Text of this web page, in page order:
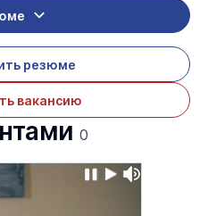
резюме
вакансию
0